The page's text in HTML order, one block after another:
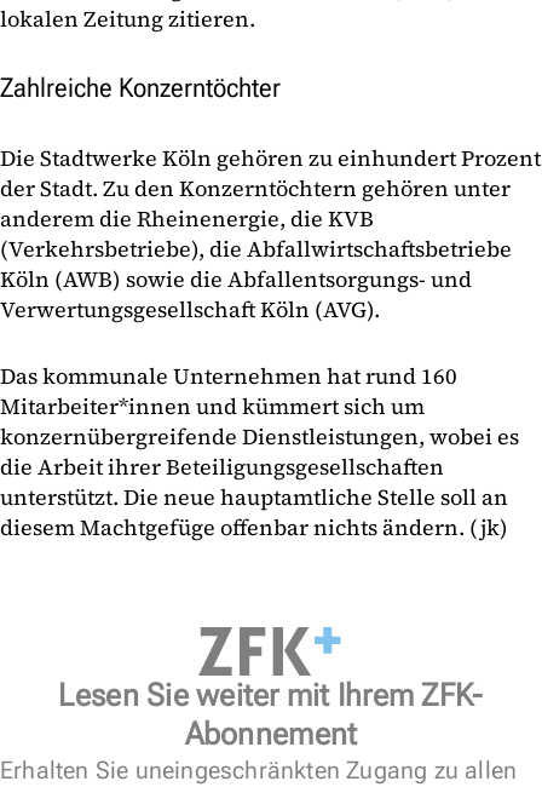
lokalen Zeitung zitieren.
Zahlreiche Konzerntöchter
Die Stadtwerke Köln gehören zu einhundert Prozent
der Stadt. Zu den Konzerntöchtern gehören unter
anderem die Rheinenergie, die KVB
(Verkehrsbetriebe), die Abfallwirtschaftsbetriebe
Köln (AWB) sowie die Abfallentsorgungs- und
Verwertungsgesellschaft Köln (AVG).
Das kommunale Unternehmen hat rund 160
Mitarbeiter*innen und kümmert sich um
konzernübergreifende Dienstleistungen, wobei es
die Arbeit ihrer Beteiligungsgesellschaften
unterstützt. Die neue hauptamtliche Stelle soll an
diesem Machtgefüge offenbar nichts ändern. (jk)
Lesen Sie weiter mit Ihrem ZFK-
Abonnement
Erhalten Sie uneingeschränkten Zugang zu allen